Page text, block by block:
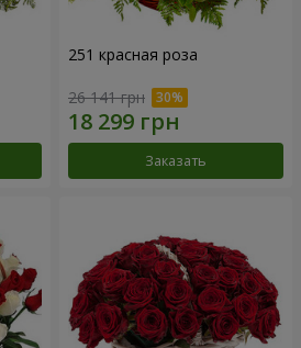
251 красная роза
26 141 грн
Заказать